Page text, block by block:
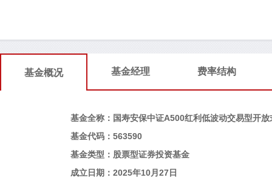
基金概况 基金经理 费率结构